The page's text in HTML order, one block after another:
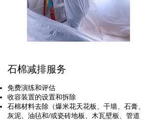
石棉减排服务
免费演练和评估
收容装置的设置和拆除
石棉材料去除（爆米花天花板、干墙、石膏、
灰泥、油毡和/或瓷砖地板、木瓦壁板、管道